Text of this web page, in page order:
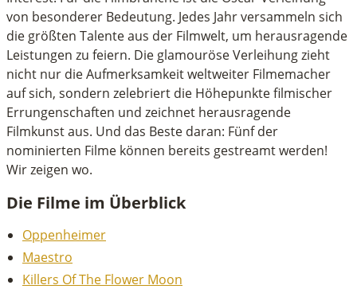
von besonderer Bedeutung. Jedes Jahr versammeln sich
die größten Talente aus der Filmwelt, um herausragende
Leistungen zu feiern. Die glamouröse Verleihung zieht
nicht nur die Aufmerksamkeit weltweiter Filmemacher
auf sich, sondern zelebriert die Höhepunkte filmischer
Errungenschaften und zeichnet herausragende
Filmkunst aus. Und das Beste daran: Fünf der
nominierten Filme können bereits gestreamt werden!
Wir zeigen wo.
Die Filme im Überblick
Oppenheimer
Maestro
Killers Of The Flower Moon